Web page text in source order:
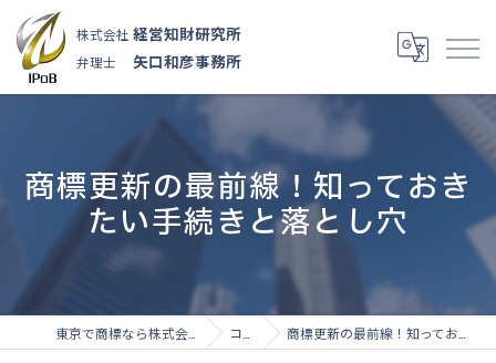
株式会社 経営知財研究所
弁理士 矢口和彦事務所
商標更新の最前線！知っておき
たい手続きと落とし穴
コラム 商標更新の最前線！知っておきたい手続きと落とし穴